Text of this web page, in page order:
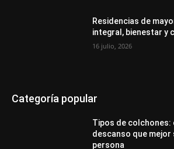
Residencias de
integral, bienestar y
16 julio, 2026
Categoría popular
Tipos de colchones:
descanso que mejor
persona